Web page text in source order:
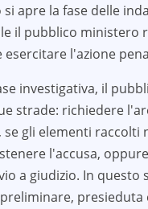
apre la fase delle
il pubblico ministero
esercitare l'azione
investigativa, il
strade: richiedere
gli elementi raccolti
l'accusa,
a giudizio. In questo
presieduta